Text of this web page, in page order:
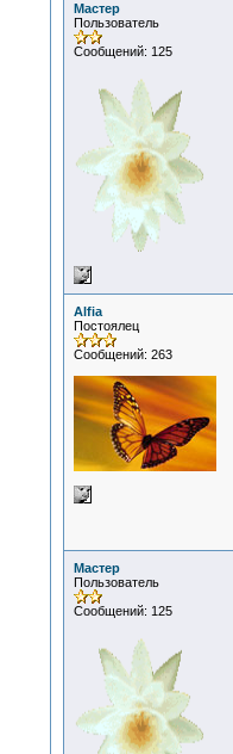
Мастер
Пользователь
Сообщений: 125
Alfia
Постоялец
Сообщений: 263
Мастер
Пользователь
Сообщений: 125